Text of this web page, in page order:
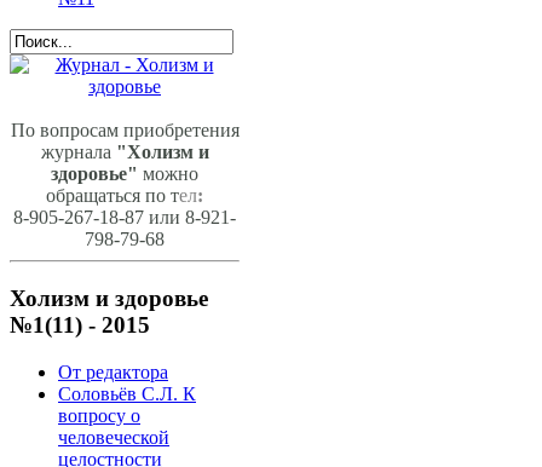
По вопросам приобретения
журнала "Холизм и
здоровье" можно
обращаться по тел:
8-905-267-18-87 или 8-921-
798-79-68
Холизм и здоровье
№1(11) - 2015
От редактора
Соловьёв С.Л. К
вопросу о
человеческой
целостности